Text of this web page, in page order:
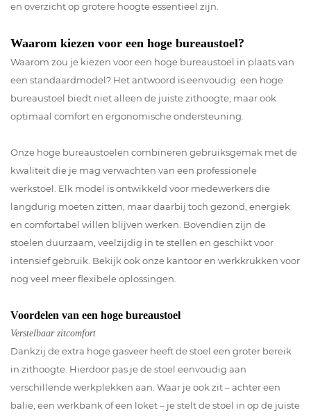
en overzicht op grotere hoogte essentieel zijn.
Waarom kiezen voor een hoge bureaustoel?
Waarom zou je kiezen voor een hoge bureaustoel in plaats van
een standaardmodel? Het antwoord is eenvoudig: een hoge
bureaustoel biedt niet alleen de juiste zithoogte, maar ook
optimaal comfort en ergonomische ondersteuning.
Onze hoge bureaustoelen combineren gebruiksgemak met de
kwaliteit die je mag verwachten van een professionele
werkstoel. Elk model is ontwikkeld voor medewerkers die
langdurig moeten zitten, maar daarbij toch gezond, energiek
en comfortabel willen blijven werken. Bovendien zijn de
stoelen duurzaam, veelzijdig in te stellen en geschikt voor
intensief gebruik. Bekijk ook onze kantoor en werkkrukken voor
nog veel meer flexibele oplossingen.
Voordelen van een hoge bureaustoel
Verstelbaar zitcomfort
Dankzij de extra hoge gasveer heeft de stoel een groter bereik
in zithoogte. Hierdoor pas je de stoel eenvoudig aan
verschillende werkplekken aan. Waar je ook zit – achter een
balie, een werkbank of een loket – je stelt de stoel in op de juiste